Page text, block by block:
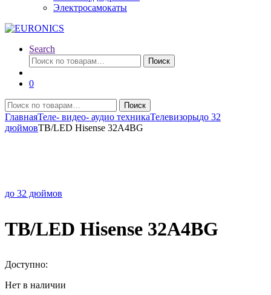
Электросамокаты
Search
Искать:
Поиск
0
Искать:
Поиск
ГлавнаяТеле- видео- аудио техникаТелевизорыдо 32
дюймовTB/LED Hisense 32A4BG
до 32 дюймов
TB/LED Hisense 32A4BG
Доступно:
Нет в наличии